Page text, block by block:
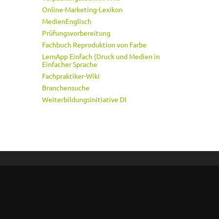
Online-Marketing-Lexikon
MedienEnglisch
Prüfungsvorbereitung
Fachbuch Reproduktion von Farbe
LernApp Einfach (Druck und Medien in
Einfacher Sprache
Fachpraktiker-Wiki
Branchensuche
Weiterbildungsinitiative DI